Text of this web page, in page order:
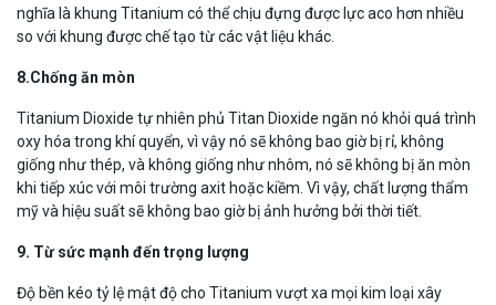
nghĩa là khung Titanium có thể chịu đựng được lực aco hơn nhiều
so với khung được chế tạo từ các vật liệu khác.
8.Chống ăn mòn
Titanium Dioxide tự nhiên phủ Titan Dioxide ngăn nó khỏi quá trình
oxy hóa trong khí quyển, vì vậy nó sẽ không bao giờ bị rỉ, không
giống như thép, và không giống như nhôm, nó sẽ không bị ăn mòn
khi tiếp xúc với môi trường axit hoặc kiềm. Vì vậy, chất lượng thẩm
mỹ và hiệu suất sẽ không bao giờ bị ảnh hưởng bởi thời tiết.
9. Từ sức mạnh đến trọng lượng
Độ bền kéo tỷ lệ mật độ cho Titanium vượt xa mọi kim loại xây